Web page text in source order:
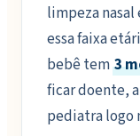
limpeza
essa faixa
bebê tem 3
ficar doente,
pediatra logo